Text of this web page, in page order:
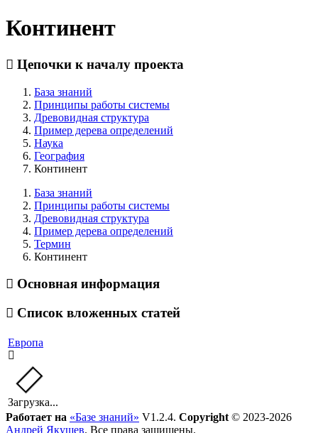
Континент
Цепочки к началу проекта
База знаний
Принципы работы системы
Древовидная структура
Пример дерева определений
Наука
География
Континент
База знаний
Принципы работы системы
Древовидная структура
Пример дерева определений
Термин
Континент
Основная информация
Список вложенных статей
Европа
Загрузка...
Работает на «Базе знаний» V1.2.4. Copyright © 2023-2026
Андрей Якушев. Все права защищены.